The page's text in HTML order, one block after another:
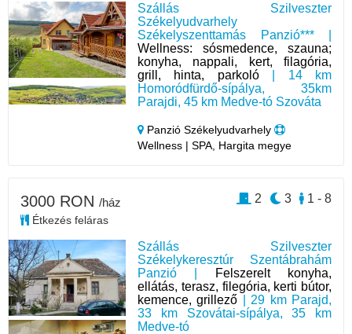
Szállás Szilveszter
Székelyudvarhely
Székelyszenttamás Panzió*** |
Wellness: sósmedence, szauna;
konyha, nappali, kert, filagória,
grill, hinta, parkoló| 14 km
Homoródfürdő-sípálya, 35km
Parajdi, 45 km Medve-tó Szováta
Panzió Székelyudvarhely
Wellness | SPA, Hargita megye
Szállás Szilveszter
Székelykeresztúr Szentábrahám
Panzió |
Felszerelt konyha,
ellátás, terasz, filegória, kerti bútor,
kemence, grillező | 29 km Parajd,
33 km Szovátai-sípálya, 35 km
Medve-tó
3000 RON /ház
Étkezés feláras
1 - 8
3
2